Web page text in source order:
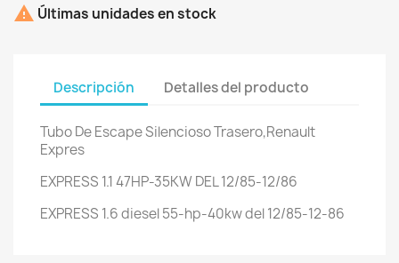
 Últimas unidades en stock
Descripción Detalles del producto
Tubo De Escape Silencioso Trasero,Renault
Expres
EXPRESS 1.1 47HP-35KW DEL 12/85-12/86
EXPRESS 1.6 diesel 55-hp-40kw del 12/85-12-86